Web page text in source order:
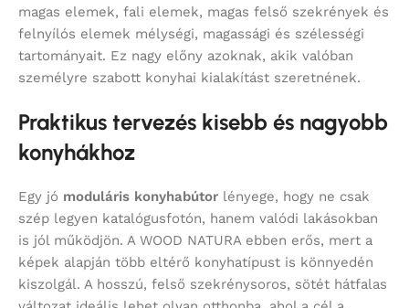
magas elemek, fali elemek, magas felső szekrények és
felnyílós elemek mélységi, magassági és szélességi
tartományait. Ez nagy előny azoknak, akik valóban
személyre szabott konyhai kialakítást szeretnének.
Praktikus tervezés kisebb és nagyobb
konyhákhoz
Egy jó moduláris konyhabútor lényege, hogy ne csak
szép legyen katalógusfotón, hanem valódi lakásokban
is jól működjön. A WOOD NATURA ebben erős, mert a
képek alapján több eltérő konyhatípust is könnyedén
kiszolgál. A hosszú, felső szekrénysoros, sötét hátfalas